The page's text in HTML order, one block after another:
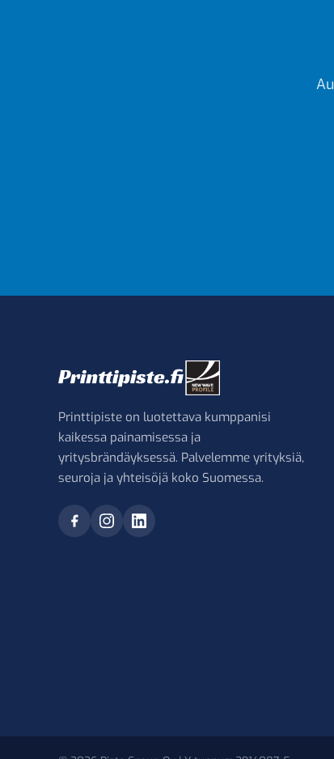
Printtipiste on luotettava kumppanisi
kaikessa painamisessa ja
yritysbrändäyksessä. Palvelemme yrityksiä,
seuroja ja yhteisöjä koko Suomessa.